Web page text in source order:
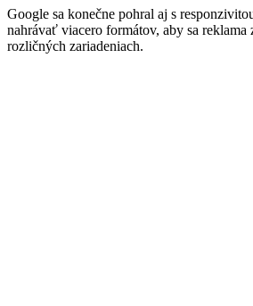
Google sa konečne pohral aj s
nahrávať viacero formátov, aby sa reklama
rozličných zariadeniach.